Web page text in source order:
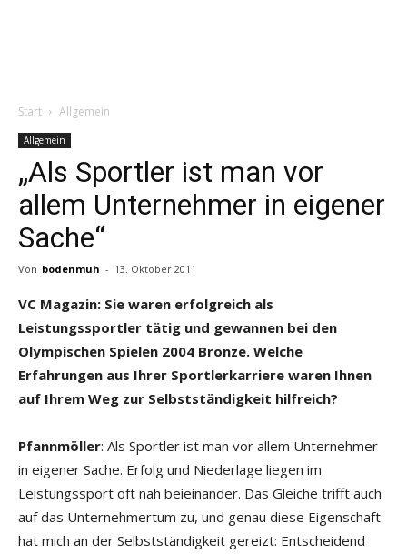
Start Allgemein
Allgemein
„Als Sportler ist man vor
allem Unternehmer in eigener
Sache“
Von bodenmuh - 13. Oktober 2011
VC Magazin: Sie waren erfolgreich als
Leistungssportler tätig und gewannen bei den
Olympischen Spielen 2004 Bronze. Welche
Erfahrungen aus Ihrer Sportlerkarriere waren Ihnen
auf Ihrem Weg zur Selbstständigkeit hilfreich?
Pfannmöller: Als Sportler ist man vor allem Unternehmer
in eigener Sache. Erfolg und Niederlage liegen im
Leistungssport oft nah beieinander. Das Gleiche trifft auch
auf das Unternehmertum zu, und genau diese Eigenschaft
hat mich an der Selbstständigkeit gereizt: Entscheidend